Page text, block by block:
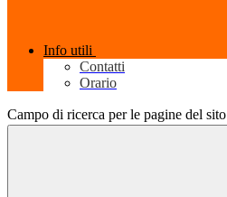
Info utili
Contatti
Orario
Campo di ricerca per le pagine del sito